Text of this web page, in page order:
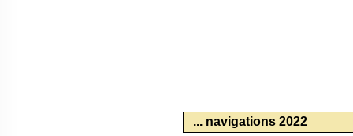
... navigations 2022